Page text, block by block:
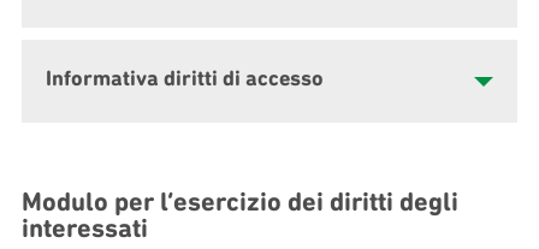
Informativa diritti di accesso
Modulo per l’esercizio dei diritti degli
interessati